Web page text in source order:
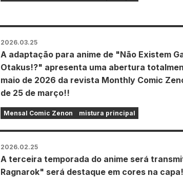
2026.03.25
A adaptação para anime de "Não Existem
Otakus!?" apresenta uma abertura
maio de 2026 da revista Monthly Comic
de 25 de março!!
Mensal Comic Zenon mistura principal
2026.02.25
A terceira temporada do anime será
Ragnarok" será destaque em cores na